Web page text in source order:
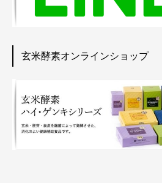
玄米酵素オンラインショップ